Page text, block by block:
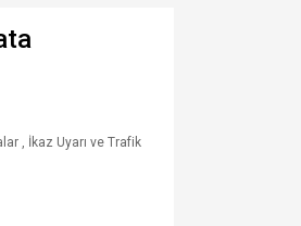
, İkaz Uyarı ve Trafik